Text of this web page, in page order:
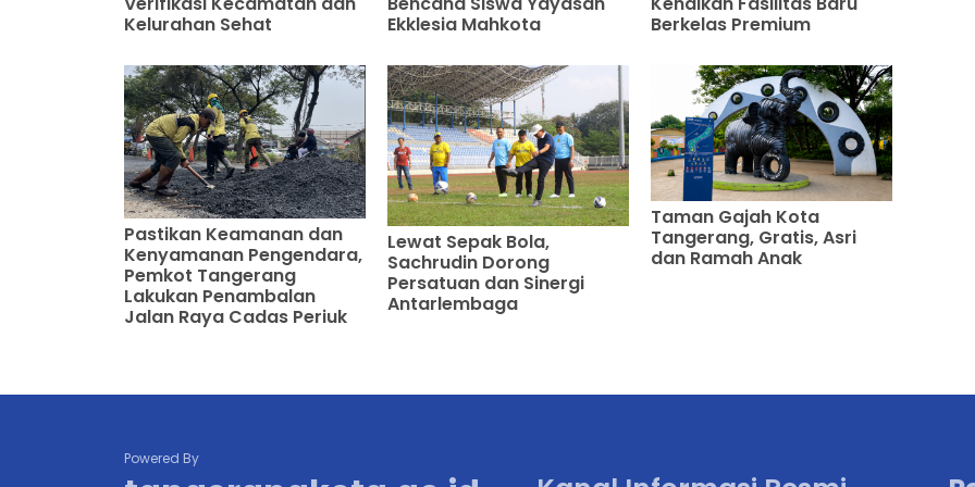
Kelurahan Sehat
Ekklesia Mahkota
Berkelas Premium
Pastikan Keamanan dan
Kenyamanan Pengendara,
Pemkot Tangerang
Lakukan Penambalan
Jalan Raya Cadas Periuk
Lewat Sepak Bola,
Sachrudin Dorong
Persatuan dan Sinergi
Antarlembaga
Taman Gajah Kota
Tangerang, Gratis, Asri
dan Ramah Anak
Powered By